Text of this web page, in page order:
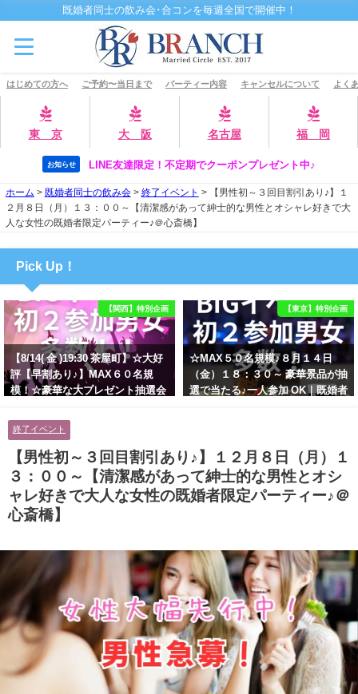
既婚者同士の飲み会･合コンを毎週全国で開催中！
はじめての方へ ご予約〜当日まで パーティー内容 キャンセルについて よく
東 京 大 阪 名古屋 福 岡
お知らせ LINE友達限定！不定期でクーポンプレゼント中♪
ホーム > 既婚者同士の飲み会> 終了イベント >
【男性初～３回目割引あり♪】１
２月８日（月）１３：００～【清潔感があって紳士的な男性とオシャレ好きで大
人な女性の既婚者限定パーティー♪＠心斎橋】
Pick Up！
【関西】特別企画
【8/14( 金 )19:30 茶屋町】☆大好
評【早割あり♪】MAX６０名規
模！☆豪華な大プレゼント抽選会
男性とオシャレ好きで落ち着いた
大人女性の既婚者限定ビッグパー
ティー♪＠茶屋町】
【東京】特別企画
☆MAX５０名規模♪８月１４日
（金）１８：３０～ 豪華景品が抽
選で当たる♪一人参加 OK｜既婚者
女性の既婚者限定ビッグパーティ
ー♪＠池袋】
終了イベント
【男性初～３回目割引あり♪】１２月８日（月）１
３：００～【清潔感があって紳士的な男性とオシ
ャレ好きで大人な女性の既婚者限定パーティー♪＠
心斎橋】